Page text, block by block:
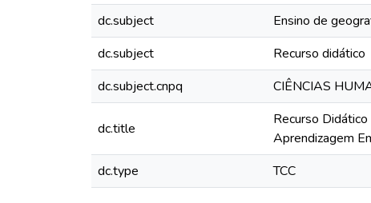
dc.subject
Ensino de
dc.subject
Recurso didático
dc.subject.cnpq
CIÊNCIAS
dc.title
Recurso
Aprendizagem
dc.type TCC